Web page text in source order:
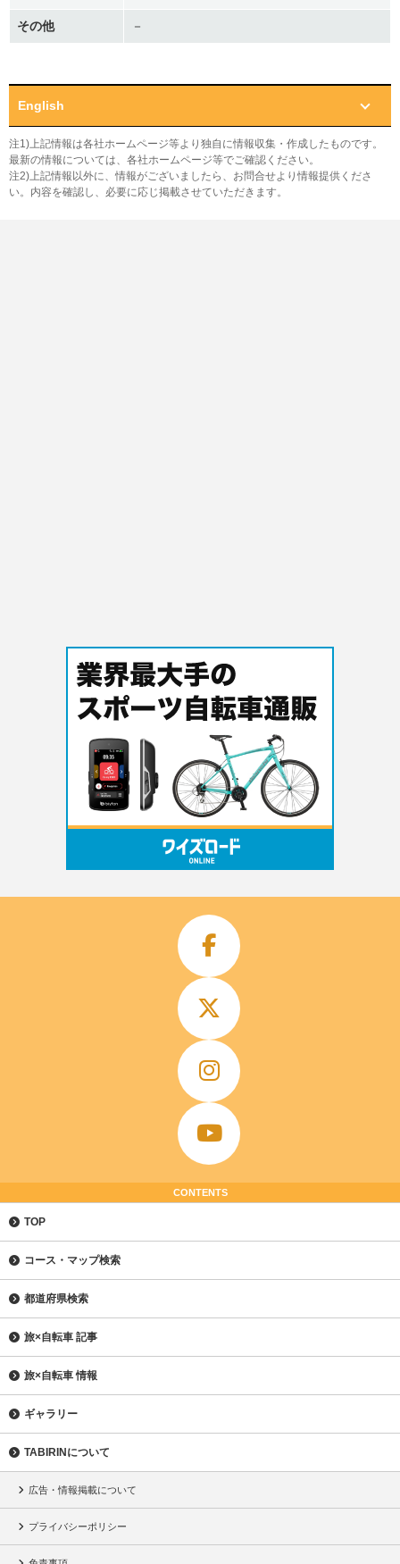
その他 －
English
注1)上記情報は各社ホームページ等より独自に情報収集・作成したものです。
最新の情報については、各社ホームページ等でご確認ください。
注2)上記情報以外に、情報がございましたら、お問合せより情報提供くださ
い。内容を確認し、必要に応じ掲載させていただきます。
CONTENTS
TOP
コース・マップ検索
都道府県検索
旅×自転車 記事
旅×自転車 情報
ギャラリー
TABIRINについて
広告・情報掲載について
プライバシーポリシー